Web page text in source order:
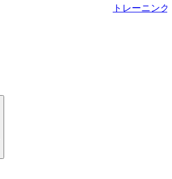
トレーニング